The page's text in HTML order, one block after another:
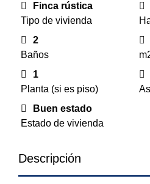
Finca rústica
Tipo de vivienda
2
Baños
1
Planta (si es piso)
Buen estado
Estado de vivienda
Descripción